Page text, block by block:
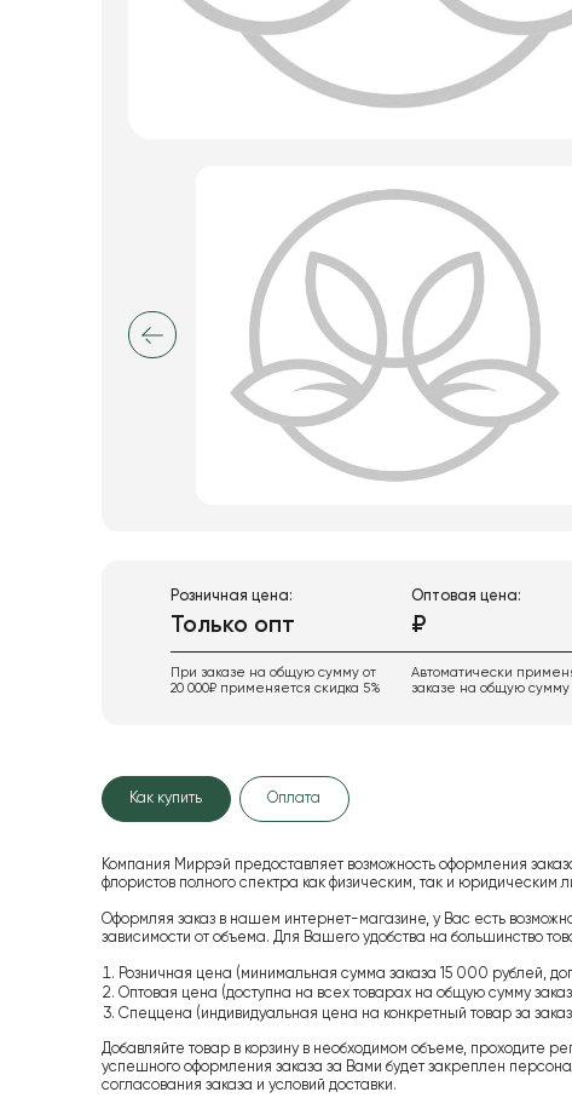
Искусственные цветы и растения
Декоративные вазы, кашпо
Изделия из металла
Сухоцветы
Розничная цена:
Только опт
При заказе на общую сумму от
20 000₽ применяется скидка 5%
Оптовая цена:
₽
Автоматически
заказе на общую сумму
Как купить Оплата
Компания Миррэй предоставляет возможность оформления
флористов полного спектра как физическим, так и
Оформляя заказ в нашем интернет-магазине, у Вас есть
зависимости от объема. Для Вашего удобства на большинство
Розничная цена (минимальная сумма заказа 15 000 рублей,
Оптовая цена (доступна на всех товарах на общую сумму
Спеццена (индивидуальная цена на конкретный товар за
Добавляйте товар в корзину в необходимом объеме, проходите
успешного оформления заказа за Вами будет закреплен
согласования заказа и условий доставки.